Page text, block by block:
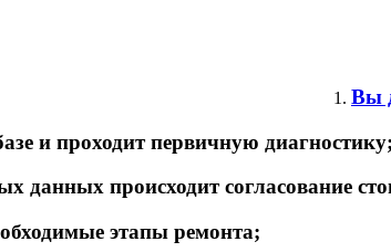
Вы
и проходит первичную диагностику;
данных происходит согласование
этапы ремонта;